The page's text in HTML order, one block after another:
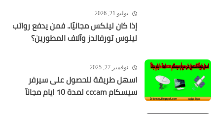
يوليو 21, 2026
إذا كان لينكس مجانيًا.. فمن يدفع رواتب
لينوس تورفالدز وآلاف المطورين؟
نوفمبر 27, 2025
اسهل طريقة للحصول على سيرفر
سيسكام cccam لمدة 10 ايام مجانآ